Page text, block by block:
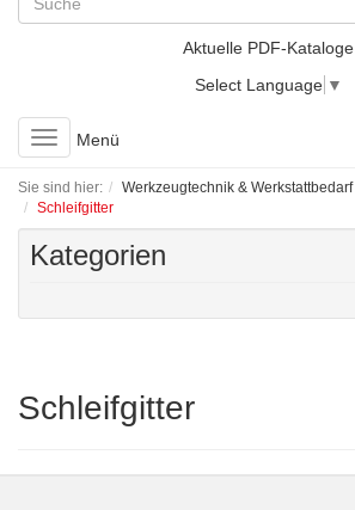
Aktuelle PDF-Kataloge
Select Language ▼
Toggle
navigation
Menü
Sie sind hier: Werkzeugtechnik & Werkstattbedarf
Schleifgitter
Kategorien
Schleifgitter